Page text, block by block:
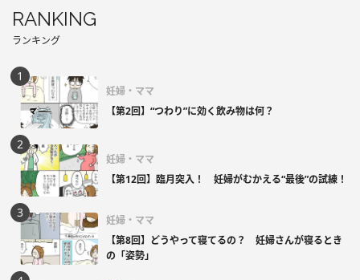
RANKING
ランキング
妊婦・ママ
【第2回】“つわり”に効く飲み物は何？
妊婦・ママ
【第12回】臨月突入！ 妊婦がむかえる“最後”の試練！
妊婦・ママ
【第8回】どうやって寝てるの？ 妊婦さんが寝るとき
の「姿勢」